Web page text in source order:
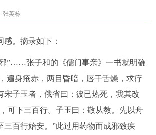
张英栋
。摘录如下：
”……张子和的《儒门事亲》一书就明确
遍身疮赤，两目昏暗，唇干舌燥，求疗
子玉者，俄省曰：彼已热死，我其改
可下三百行。子玉曰：敬从教。先以舟
百行始安。”此过用药物而成邪致疾